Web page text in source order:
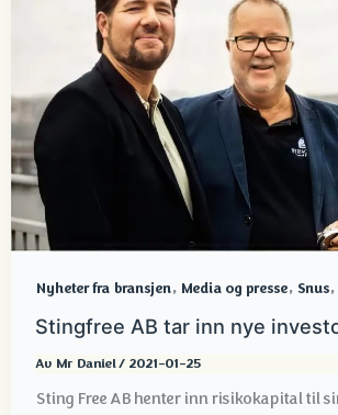
Nyheter fra bransjen, Media og presse, Snus,
Stingfree AB tar inn nye
Av Mr Daniel/ 2021-01-25
Sting Free AB henter inn risikokapital til